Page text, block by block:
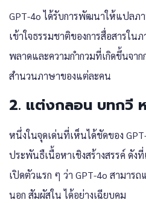
GPT-4o ได้รับการพัฒนาให้แปลภ
เข้าใจธรรมชาติของการสื่อสารใ
พลาดและความกำกวมที่เกิดขึ้นจาก
สำนวนภาษาของแต่ละคน
2. แต่งกลอน บทกวี
หนึ่งในจุดเด่นที่เห็นได้ชัดของ
ประพันธืเนื้อหาเชิงสร้างสรรค์ ดัง
เปิดตัวแรก ๆ ว่า GPT-4o สามาร
นอก สัมผัสใน ได้อย่างเฉียบคม